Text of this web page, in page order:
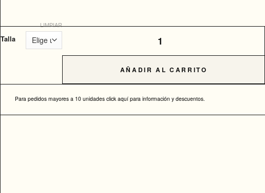
Talla
LIMPIAR
Cantidad de CAMISETA 18 AÑOS CAIN PRESS
AÑADIR AL CARRITO
Para pedidos mayores a 10 unidades click aquí para información y descuentos.